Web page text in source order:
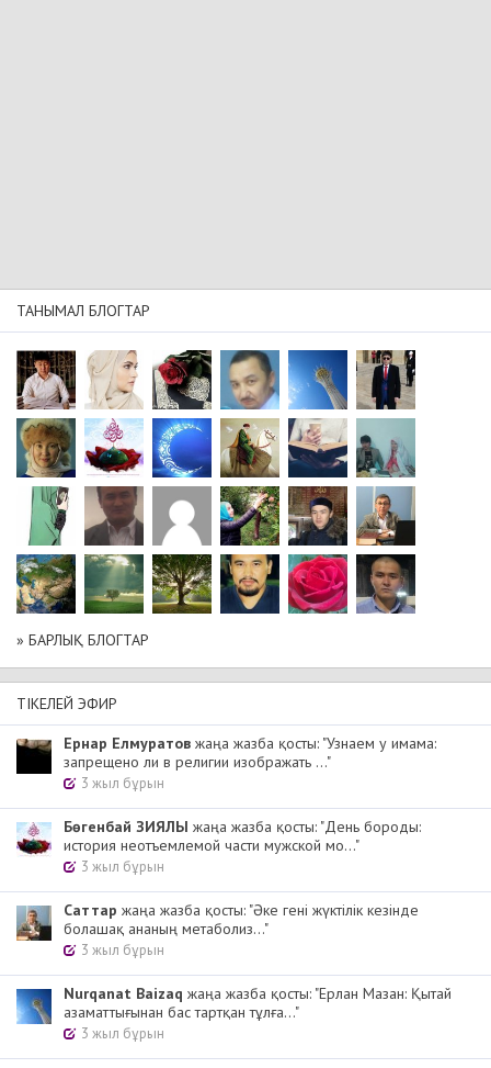
ТАНЫМАЛ БЛОГТАР
» БАРЛЫҚ БЛОГТАР
ТІКЕЛЕЙ ЭФИР
Ернар Елмуратов жаңа жазба қосты: "Узнаем у имама:
запрещено ли в религии изображать ..."
3 жыл бұрын
Бөгенбай ЗИЯЛЫ жаңа жазба қосты: "День бороды:
история неотъемлемой части мужской мо..."
3 жыл бұрын
Cаттар жаңа жазба қосты: "Әке гені жүктілік кезінде
болашақ ананың метаболиз..."
3 жыл бұрын
Nurqanat Baizaq жаңа жазба қосты: "Ерлан Мазан: Қытай
азаматтығынан бас тартқан тұлға..."
3 жыл бұрын